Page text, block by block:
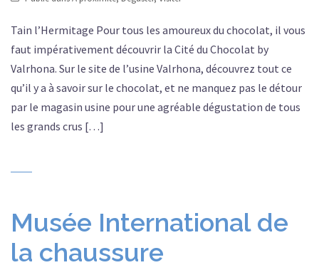
Tain l’Hermitage Pour tous les amoureux du chocolat, il vous
faut impérativement découvrir la Cité du Chocolat by
Valrhona. Sur le site de l’usine Valrhona, découvrez tout ce
qu’il y a à savoir sur le chocolat, et ne manquez pas le détour
par le magasin usine pour une agréable dégustation de tous
les grands crus […]
Musée International de
la chaussure